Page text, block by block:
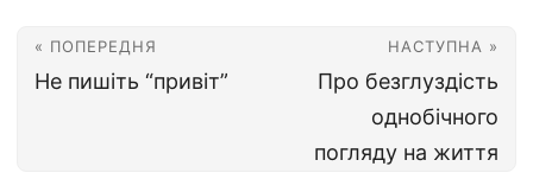
« ПОПЕРЕДНЯ
Не пишіть “привіт”
НАСТУПНА »
Про безглуздість
однобічного
погляду на життя